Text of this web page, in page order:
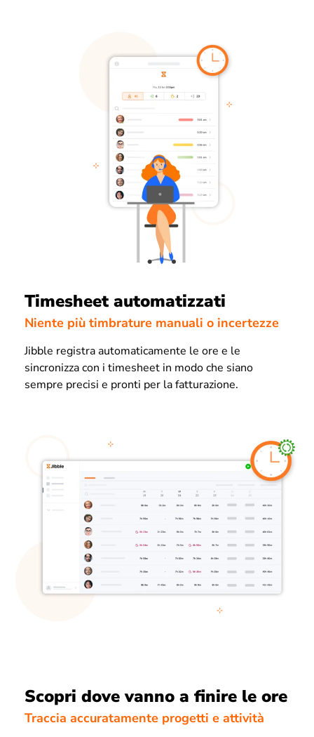
Timesheet automatizzati
Niente più timbrature manuali o incertezze
Jibble registra automaticamente le ore e le
sincronizza con i timesheet in modo che siano
sempre precisi e pronti per la fatturazione.
Scopri dove vanno a finire le ore
Traccia accuratamente progetti e attività